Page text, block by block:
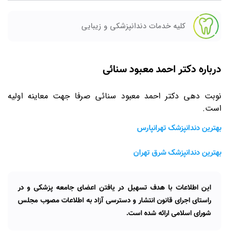
کلیه خدمات دندانپزشکی و زیبایی
درباره دکتر احمد معبود سنائی
نوبت دهی دکتر احمد معبود سنائی صرفا جهت معاینه اولیه
است.
بهترین دندانپزشک تهرانپارس
بهترین دندانپزشک شرق تهران
این اطلاعات با هدف تسهیل در یافتن اعضای جامعه پزشکی و در
راستای اجرای قانون انتشار و دسترسی آزاد به اطلاعات مصوب مجلس
شورای اسلامی ارائه شده است.